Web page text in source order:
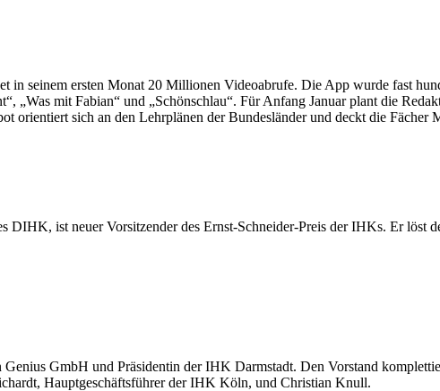
seinem ersten Monat 20 Millionen Videoabrufe. Die App wurde fast
„Was mit Fabian“ und „Schönschlau“. Für Anfang Januar plant die
orientiert sich an den Lehrplänen der Bundesländer und deckt die Fächer
ist neuer Vorsitzender des Ernst-Schneider-Preis der IHKs. Er löst
GmbH und Präsidentin der IHK Darmstadt. Den Vorstand
Hauptgeschäftsführer der IHK Köln, und Christian Knull.